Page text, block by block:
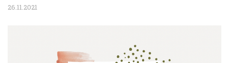
26.11.2021